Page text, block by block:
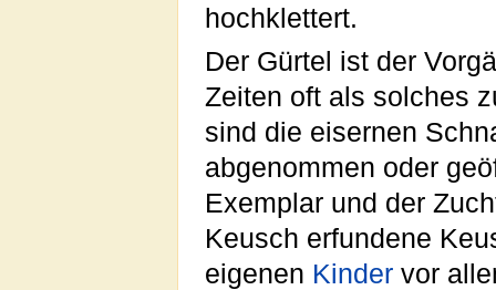
hochklettert.
Der Gürtel ist der
Zeiten oft als solches
sind die eisernen
abgenommen oder
Exemplar und der
Keusch erfundene
eigenen Kinder vor